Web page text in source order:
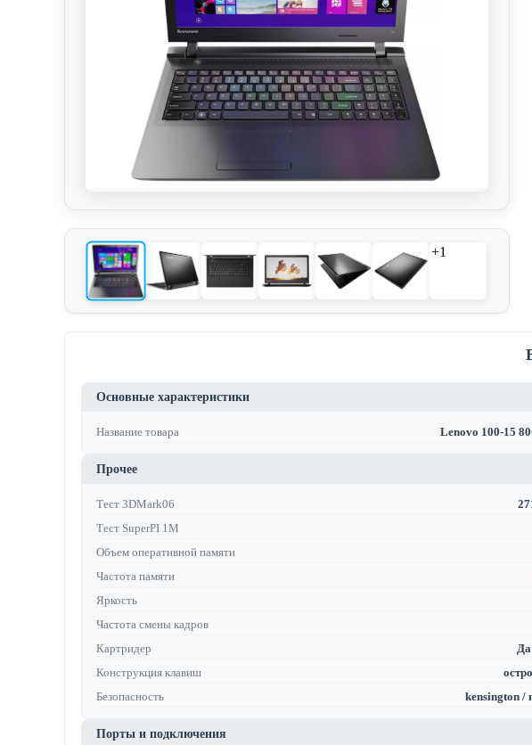
+1
Основные характеристики
Название товара Lenovo 100-15
Прочее
Тест 3DMark06
Тест SuperPI 1M
Объем оперативной памяти
Частота памяти
Яркость
Частота смены кадров
Картридер
Да
Конструкция клавиш
Безопасность
kensington /
Порты и подключения